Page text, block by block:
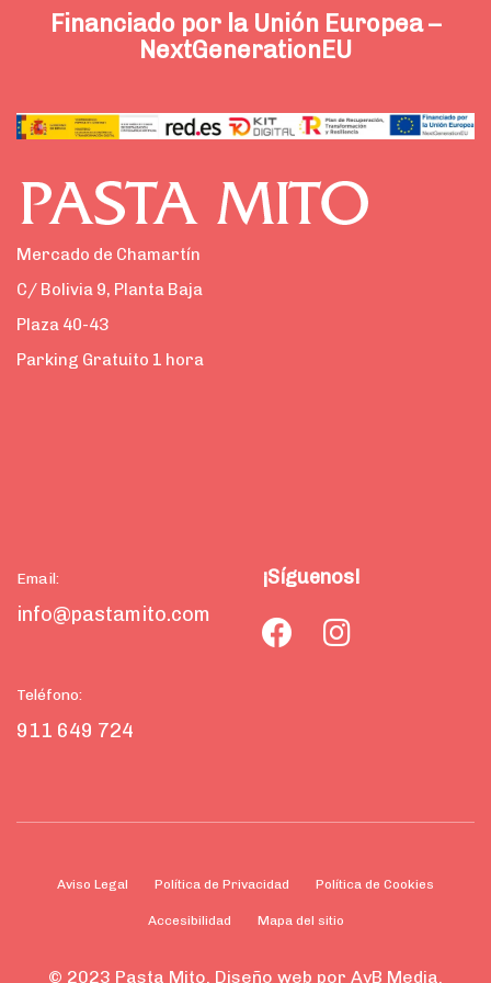
Financiado por la Unión Europea –
NextGenerationEU
Mercado de Chamartín
C/ Bolivia 9, Planta Baja
Plaza 40-43
Parking Gratuito 1 hora
Email:
info@pastamito.com
Teléfono:
911 649 724
¡Síguenos!
Aviso Legal Política de Privacidad Política de Cookies
Accesibilidad Mapa del sitio
© 2023 Pasta Mito. Diseño web por AyB Media.